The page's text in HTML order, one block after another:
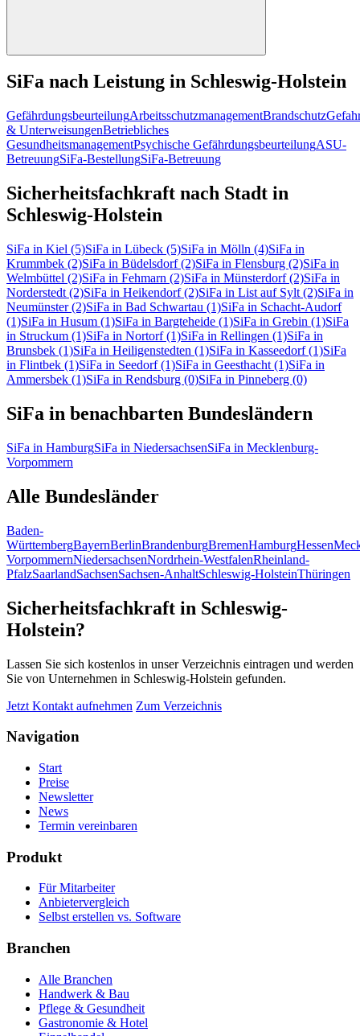
SiFa nach Leistung in Schleswig-Holstein
GefährdungsbeurteilungArbeitsschutzmanagementBrandschutz
& UnterweisungenBetriebliches
GesundheitsmanagementPsychische GefährdungsbeurteilungASU-
BetreuungSiFa-BestellungSiFa-Betreuung
Sicherheitsfachkraft nach Stadt in
Schleswig-Holstein
SiFa in Kiel (5)SiFa in Lübeck (5)SiFa in Mölln (4)SiFa in
Krummbek (2)SiFa in Büdelsdorf(2)SiFa in Flensburg (2)SiFa in
Welmbüttel (2)SiFa in Fehmarn (2)SiFa in Münsterdorf(2)SiFa in
Norderstedt (2)SiFa in Heikendorf(2)SiFa in List auf Sylt (2)SiFa in
Neumünster(2)SiFa in Bad Schwartau (1)SiFa in Schacht-Audorf
(1)SiFa in Husum (1)SiFa in Bargteheide (1)SiFa in Grebin (1)SiFa
in Struckum (1)SiFa in Nortorf(1)SiFa in Rellingen (1)SiFa in
Brunsbek (1)SiFa in Heiligenstedten (1)SiFa in Kasseedorf(1)SiFa
in Flintbek (1)SiFa in Seedorf(1)SiFa in Geesthacht (1)SiFa in
Ammersbek (1)SiFa in Rendsburg (0)SiFa in Pinneberg (0)
SiFa in benachbarten Bundesländern
SiFa in HamburgSiFa in NiedersachsenSiFa in Mecklenburg-
Vorpommern
Alle Bundesländer
Baden-
WürttembergBayernBerlinBrandenburgBremenHamburgHessen
VorpommernNiedersachsenNordrhein-WestfalenRheinland-
PfalzSaarlandSachsenSachsen-AnhaltSchleswig-HolsteinThüringen
Sicherheitsfachkraft in Schleswig-
Holstein?
Lassen Sie sich kostenlos in unser Verzeichnis eintragen und werden
Sie von Unternehmen in Schleswig-Holstein gefunden.
Jetzt Kontakt aufnehmen Zum Verzeichnis
Navigation
Start
Preise
Newsletter
News
Termin vereinbaren
Produkt
Für Mitarbeiter
Anbietervergleich
Selbst erstellen vs. Software
Branchen
Alle Branchen
Handwerk & Bau
Pflege & Gesundheit
Gastronomie & Hotel